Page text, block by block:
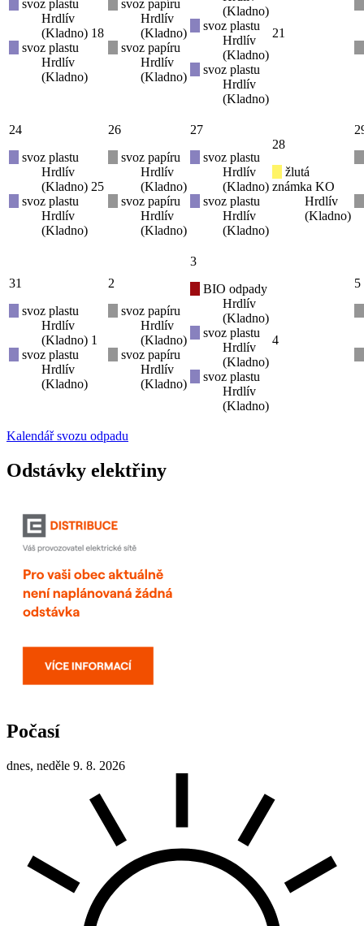
svoz plastu
Hrdlív
(Kladno)
svoz plastu
Hrdlív
(Kladno)
18
svoz papíru
Hrdlív
(Kladno)
svoz papíru
Hrdlív
(Kladno)
(Kladno)
svoz plastu
Hrdlív
(Kladno)
svoz plastu
Hrdlív
(Kladno)
21
24
svoz plastu
Hrdlív
(Kladno)
svoz plastu
Hrdlív
(Kladno)
25
26
svoz papíru
Hrdlív
(Kladno)
svoz papíru
Hrdlív
(Kladno)
27
svoz plastu
Hrdlív
(Kladno)
svoz plastu
Hrdlív
(Kladno)
28
žlutá
známka KO
Hrdlív
(Kladno)
31
svoz plastu
Hrdlív
(Kladno)
svoz plastu
Hrdlív
(Kladno)
1
2
svoz papíru
Hrdlív
(Kladno)
svoz papíru
Hrdlív
(Kladno)
3
BIO odpady
Hrdlív
(Kladno)
svoz plastu
Hrdlív
(Kladno)
svoz plastu
Hrdlív
(Kladno)
4
5
Kalendář svozu odpadu
Odstávky elektřiny
Počasí
dnes, neděle 9. 8. 2026